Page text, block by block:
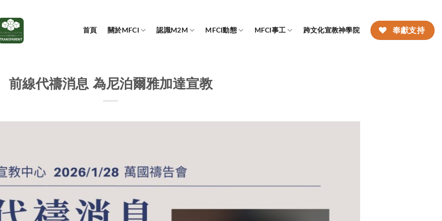
首頁 關於MFCI 認識M2M MFCI動態 MFCI事工 跨文化宣教神學院 奉獻支持
前線代禱消息 為尼泊爾雅加達宣教